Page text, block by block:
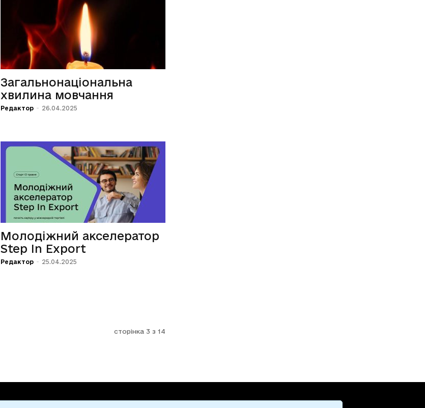
Загальнонаціональна
хвилина мовчання
Редактор - 26.04.2025
Молодіжний акселератор
Step In Export
Редактор - 25.04.2025
сторінка 3 з 14